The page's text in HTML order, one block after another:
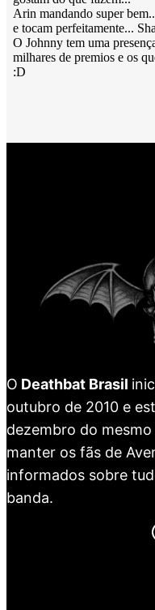
O Deathbat Brasil
outubro de 2010 e
dezembro do
manter os fãs de
informados sobre
banda.